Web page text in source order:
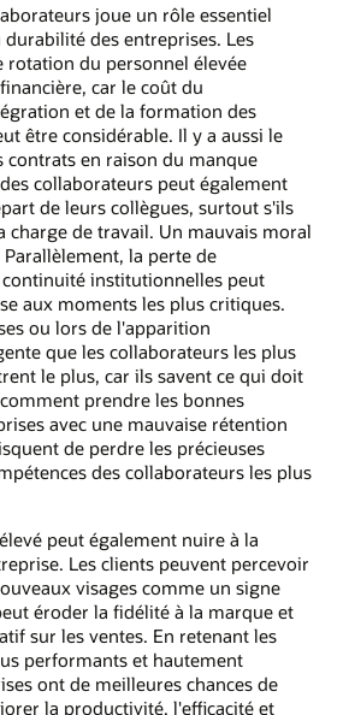
joue un rôle essentiel
des entreprises. Les
rotation du personnel élevée
car le coût du
et de la formation des
être considérable. Il y a aussi le
contrats en raison du manque
collaborateurs peut également
de leurs collègues, surtout s'ils
charge de travail. Un mauvais moral
la perte de
continuité institutionnelles peut
aux moments les plus critiques.
ou lors de l'apparition
que les collaborateurs les plus
le plus, car ils savent ce qui doit
prendre les bonnes
avec une mauvaise rétention
de perdre les précieuses
des collaborateurs les plus
peut également nuire à la
Les clients peuvent percevoir
visages comme un signe
éroder la fidélité à la marque et
sur les ventes. En retenant les
performants et hautement
ont de meilleures chances de
la productivité, l'efficacité et